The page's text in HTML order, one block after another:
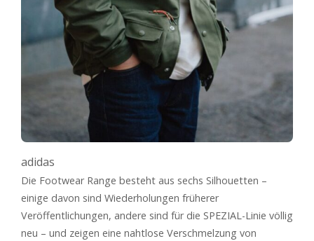
adidas
Die Footwear Range besteht aus sechs Silhouetten –
einige davon sind Wiederholungen früherer
Veröffentlichungen, andere sind für die SPEZIAL-Linie völlig
neu – und zeigen eine nahtlose Verschmelzung von